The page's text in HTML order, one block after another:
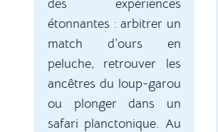
des expériences
étonnantes : arbitrer un
match d’ours en
peluche, retrouver les
ancêtres du loup-garou
ou plonger dans un
safari planctonique. Au